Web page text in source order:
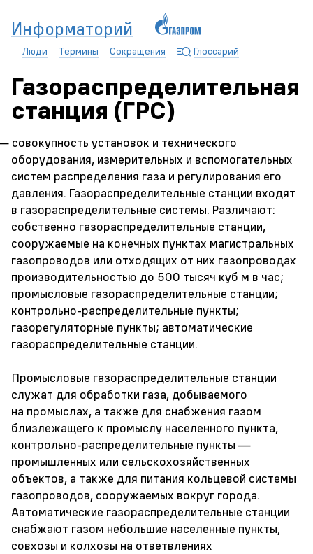
Информаторий
Люди Термины Сокращения Глоссарий
Газораспределительная
станция (ГРС)
совокупность установок и технического
оборудования, измерительных и вспомогательных
систем распределения газа и регулирования его
давления. Газораспределительные станции входят
в газораспределительные системы. Различают:
собственно газораспределительные станции,
сооружаемые на конечных пунктах магистральных
газопроводов или отходящих от них газопроводах
производительностью до 500 тысяч куб м в час;
промысловые газораспределительные станции;
контрольно-распределительные пункты;
газорегуляторные пункты; автоматические
газораспределительные станции.
Промысловые газораспределительные станции
служат для обработки газа, добываемого
на промыслах, а также для снабжения газом
близлежащего к промыслу населенного пункта,
контрольно-распределительные пункты —
промышленных или сельскохозяйственных
объектов, а также для питания кольцевой системы
газопроводов, сооружаемых вокруг города.
Автоматические газораспределительные станции
снабжают газом небольшие населенные пункты,
совхозы и колхозы на ответвлениях